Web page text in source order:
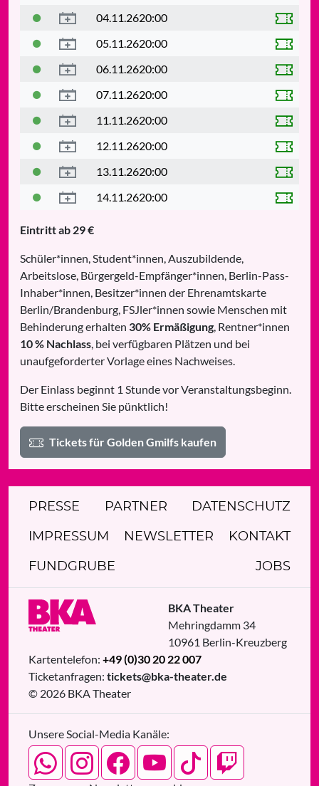
04.11.2620:00
05.11.2620:00
06.11.2620:00
07.11.2620:00
11.11.2620:00
12.11.2620:00
13.11.2620:00
14.11.2620:00
Eintritt ab 29 €
Schüler*innen, Student*innen, Auszubildende,
Arbeitslose, Bürgergeld-Empfänger*innen, Berlin-Pass-
Inhaber*innen, Besitzer*innen der Ehrenamtskarte
Berlin/Brandenburg, FSJler*innen sowie Menschen mit
Behinderung erhalten 30% Ermäßigung, Rentner*innen
10 % Nachlass, bei verfügbaren Plätzen und bei
unaufgeforderter Vorlage eines Nachweises.
Der Einlass beginnt 1 Stunde vor Veranstaltungsbeginn.
Bitte erscheinen Sie pünktlich!
Tickets für Golden Gmilfs kaufen
PRESSE PARTNER DATENSCHUTZ
IMPRESSUM NEWSLETTER KONTAKT
FUNDGRUBE JOBS
BKA Theater
Mehringdamm 34
10961 Berlin-Kreuzberg
Kartentelefon: +49 (0)30 20 22 007
Ticketanfragen: tickets@bka-theater.de
© 2026 BKA Theater
Unsere Social-Media Kanäle: